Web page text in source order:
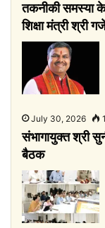
तकनीकी समस्या
शिक्षा मंत्री श्री
July 30, 2026
संभागायुक्त श्री
बैठक